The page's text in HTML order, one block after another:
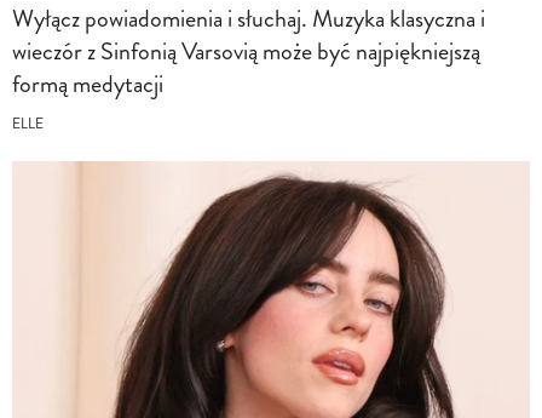
Wyłącz powiadomienia i słuchaj. Muzyka klasyczna i
wieczór z Sinfonią Varsovią może być najpiękniejszą
formą medytacji
ELLE